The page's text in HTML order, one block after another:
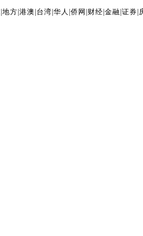
地方 港澳 台湾 华人 侨网 财经 金融 证券